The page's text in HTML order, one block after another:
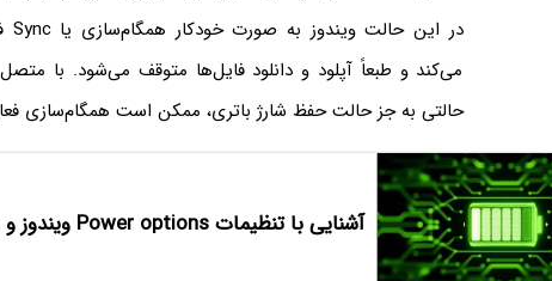
می‌کند و طبعاً آپلود و دانلود فایل‌ها متوقف می‌شود. با
حالتی به جز حالت حفظ شارژ باتری، ممکن است همگام‌سازی
آشنایی با تنظیمات Power options ویندوز و روش‌های کاهش مصرف باتری